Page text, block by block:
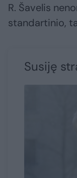
R. Šavelis
standartinio,
Susiję